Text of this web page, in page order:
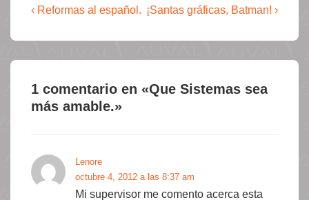
Navegación
entradas
La
‹ Reformas al español. La
¡Santas gráficas, Batman! ›
1 comentario en «Que Sistemas sea
más amable.»
Lenore
octubre 4, 2012 a las 8:37 am
Mi supervisor me comento acerca esta